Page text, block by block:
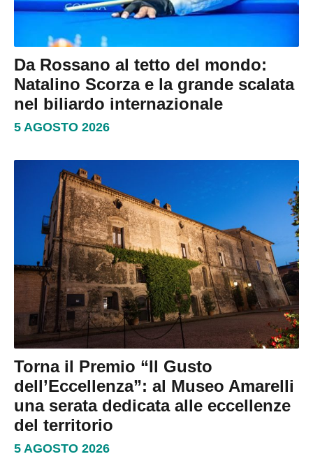
Da Rossano al tetto del mondo:
Natalino Scorza e la grande scalata
nel biliardo internazionale
5 AGOSTO 2026
Torna il Premio “Il Gusto
dell’Eccellenza”: al Museo Amarelli
una serata dedicata alle eccellenze
del territorio
5 AGOSTO 2026